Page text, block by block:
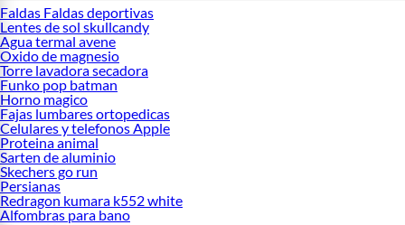
Faldas Faldas deportivas
Lentes de sol skullcandy
Agua termal avene
Oxido de magnesio
Torre lavadora secadora
Funko pop batman
Horno magico
Fajas lumbares ortopedicas
Celulares y telefonos Apple
Proteina animal
Sarten de aluminio
Skechers go run
Persianas
Redragon kumara k552 white
Alfombras para bano